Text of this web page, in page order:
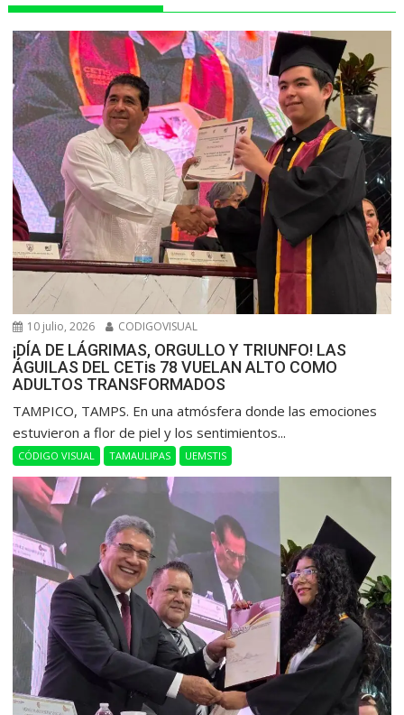
10 julio, 2026 CODIGOVISUAL
¡DÍA DE LÁGRIMAS, ORGULLO Y TRIUNFO! LAS
ÁGUILAS DEL CETis 78 VUELAN ALTO COMO
ADULTOS TRANSFORMADOS
​TAMPICO, TAMPS. En una atmósfera donde las emociones
estuvieron a flor de piel y los sentimientos...
CÓDIGO VISUAL TAMAULIPAS UEMSTIS